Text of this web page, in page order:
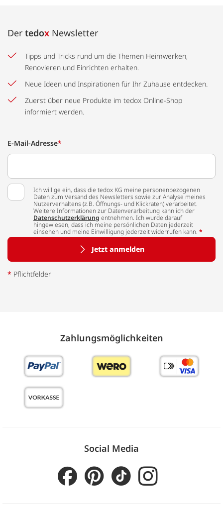
Der tedox Newsletter
Tipps und Tricks rund um die Themen Heimwerken,
Renovieren und Einrichten erhalten.
Neue Ideen und Inspirationen für Ihr Zuhause entdecken.
Zuerst über neue Produkte im tedox Online-Shop
informiert werden.
E-Mail-Adresse*
Ich willige ein, dass die tedox KG meine personenbezogenen
Daten zum Versand des Newsletters sowie zur Analyse meines
Nutzerverhaltens (z.B. Öffnungs- und Klickraten) verarbeitet.
Weitere Informationen zur Datenverarbeitung kann ich der
Datenschutzerklärung entnehmen. Ich wurde darauf
hingewiesen, dass ich meine persönlichen Daten jederzeit
einsehen und meine Einwilligung jederzeit widerrufen kann. *
Jetzt anmelden
* Pflichtfelder
Zahlungs­möglich­keiten
Social Media